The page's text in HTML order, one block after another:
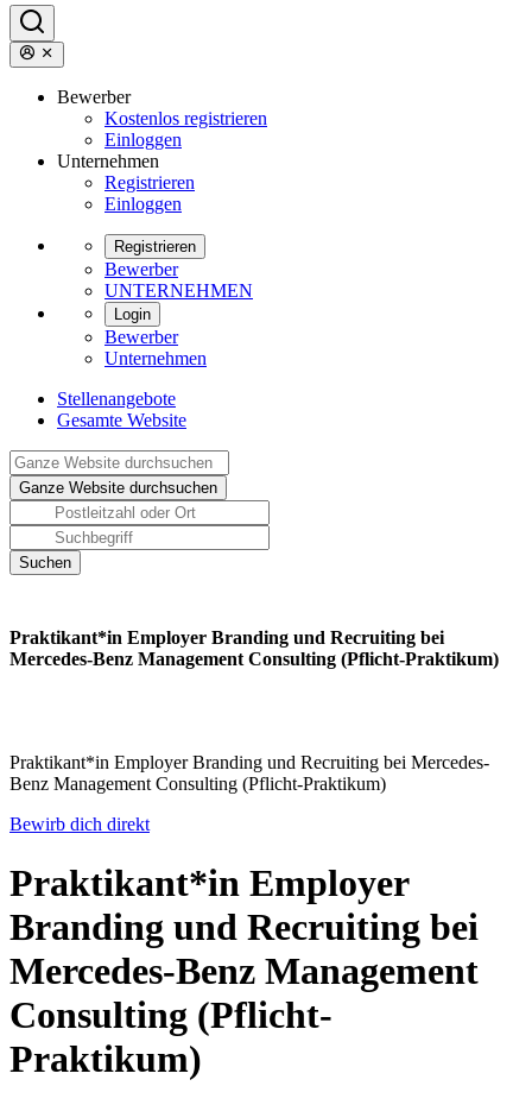
Bewerber
Kostenlos registrieren
Einloggen
Unternehmen
Registrieren
Einloggen
Registrieren
Bewerber
UNTERNEHMEN
Login
Bewerber
Unternehmen
Stellenangebote
Gesamte Website
Praktikant*in Employer Branding und Recruiting bei
Mercedes-Benz Management Consulting (Pflicht-Praktikum)
Praktikant*in Employer Branding und Recruiting bei Mercedes-
Benz Management Consulting (Pflicht-Praktikum)
Bewirb dich direkt
Praktikant*in Employer
Branding und Recruiting bei
Mercedes-Benz Management
Consulting (Pflicht-
Praktikum)